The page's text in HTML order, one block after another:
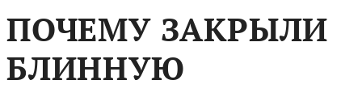
ПОЧЕМУ ЗАКРЫЛИ
БЛИННУЮ